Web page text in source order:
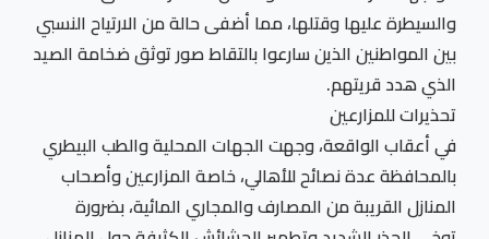
والسيطرة عليها وقتلها، مما أضفى حالة من الارتياح النسبي
بين المواطنين الذين سارعوا بالتقاط صور توثق ضخامة الصيد
الذي هدد قريتهم.
تحذيرات للمزارعين
في أعقاب الواقعة، وجهت الجهات المحلية والطب البيطري
بالمحافظة عدة نصائح للأهالي، خاصة المزارعين وأصحاب
المنازل القريبة من المصارف والمجاري المائية، بضرورة